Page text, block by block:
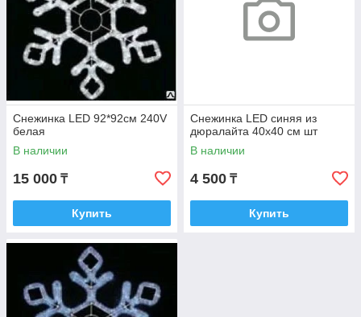
Снежинка LED 92*92см 240V
белая
В наличии
15 000 ₸
Купить
Снежинка LED синяя из
дюралайта 40х40 см шт
В наличии
4 500 ₸
Купить